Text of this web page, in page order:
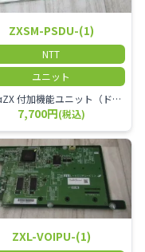
ZXSM-PSDU-(1)
NTT
ユニット
NTT αZX 付加機能ユニット（ドアホンなど）
7,700円(税込)
ZXL-VOIPU-(1)